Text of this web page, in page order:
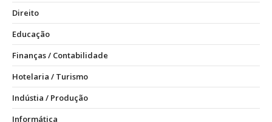
Direito
Educação
Finanças / Contabilidade
Hotelaria / Turismo
Indústia / Produção
Informática